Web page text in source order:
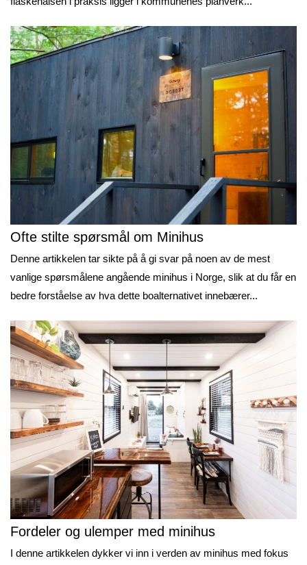
Ofte stilte spørsmål om Minihus
Denne artikkelen tar sikte på å gi svar på noen av de mest
vanlige spørsmålene angående minihus i Norge, slik at du får en
bedre forståelse av hva dette boalternativet innebærer...
Fordeler og ulemper med minihus
I denne artikkelen dykker vi inn i verden av minihus med fokus